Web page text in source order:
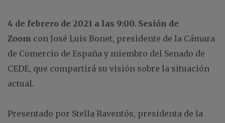
4 de febrero de 2021 a las 9:00. Sesión de
Zoom con José Luis Bonet, presidente de la Cámara
de Comercio de España y miembro del Senado de
CEDE, que compartirá su visión sobre la situación
actual.
Presentado por Stella Raventós, presidenta de la